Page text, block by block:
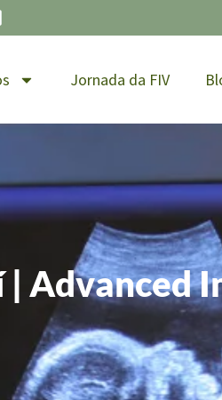
Jornada da FIV
| Advanced